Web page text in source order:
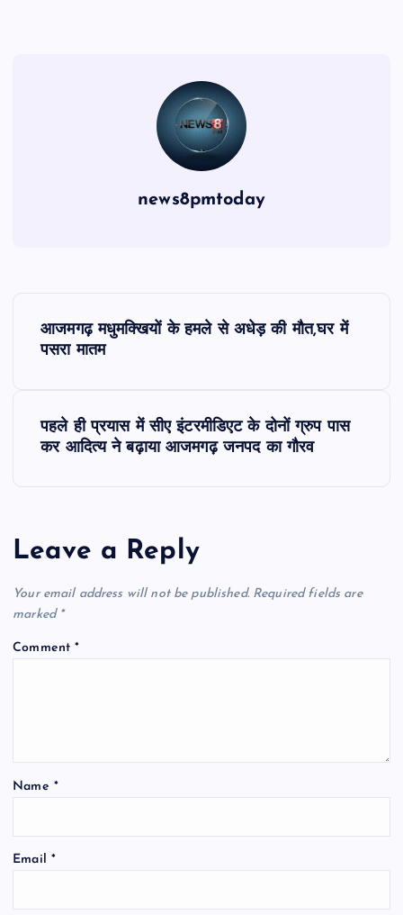
news8pmtoday
a
v
i
i
आजमगढ़ मधुमक्खियों के हमले से अधेड़ की मौत,घर में
पसरा मातम
पहले ही प्रयास में सीए इंटरमीडिएट के दोनों ग्रुप पास
कर आदित्य ने बढ़ाया आजमगढ़ जनपद का गौरव
Leave a Reply
Your email address will not be published. Required fields are
marked *
Comment*
Name *
Email *